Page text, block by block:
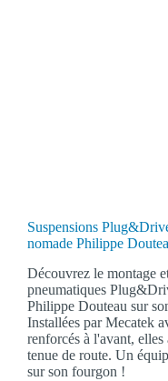
Suspensions
nomade Philippe
Découvrez le montage
pneumatiques
Philippe Douteau sur
Installées par Mecatek
renforcés à l'avant,
tenue de route. Un
sur son fourgon !